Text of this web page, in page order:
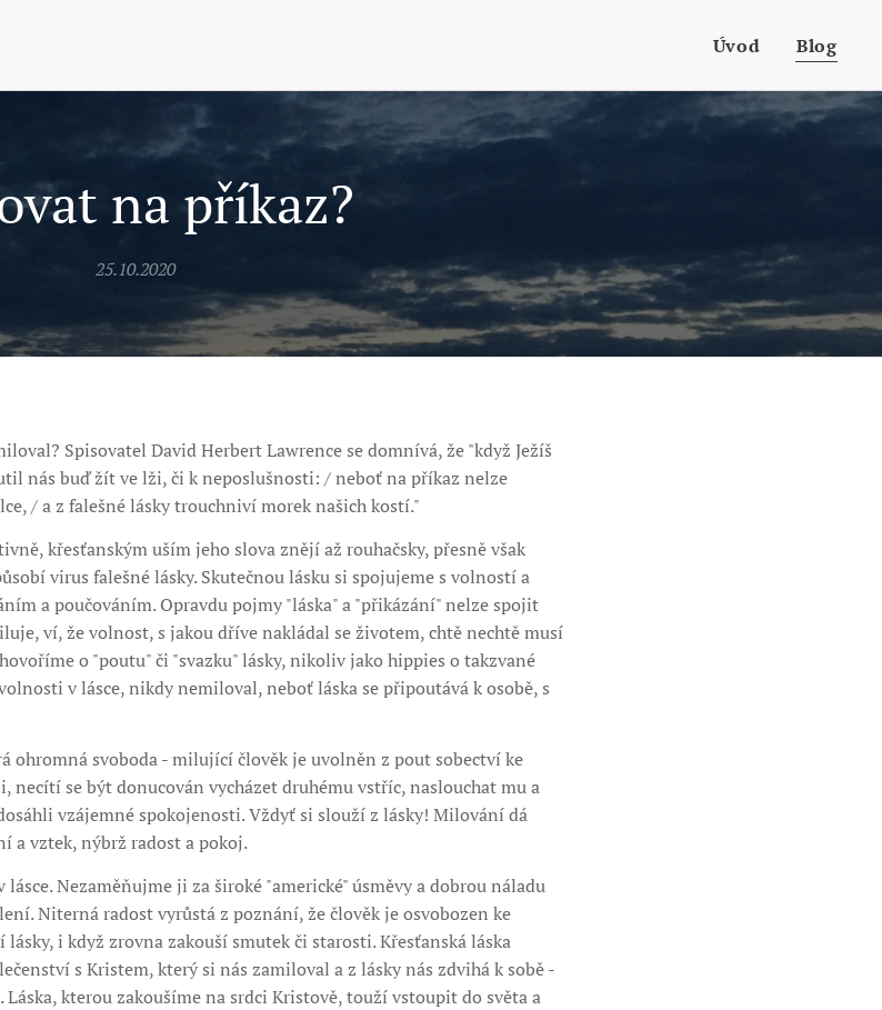
Úvod Blog
na příkaz?
25.10.2020
Spisovatel David Herbert Lawrence se domnívá, že "když Ježíš
nás buď žít ve lži, či k neposlušnosti: / neboť na příkaz nelze
/ a z falešné lásky trouchniví morek našich kostí."
křesťanským uším jeho slova znějí až rouhačsky, přesně však
virus falešné lásky. Skutečnou lásku si spojujeme s volností a
a poučováním. Opravdu pojmy "láska" a "přikázání" nelze spojit
ví, že volnost, s jakou dříve nakládal se životem, chtě nechtě musí
o "poutu" či "svazku" lásky, nikoliv jako hippies o takzvané
v lásce, nikdy nemiloval, neboť láska se připoutává k osobě, s
ohromná svoboda - milující člověk je uvolněn z pout sobectví ke
necítí se být donucován vycházet druhému vstříc, naslouchat mu a
vzájemné spokojenosti. Vždyť si slouží z lásky! Milování dá
a vztek, nýbrž radost a pokoj.
Nezaměňujme ji za široké "americké" úsměvy a dobrou náladu
Niterná radost vyrůstá z poznání, že člověk je osvobozen ke
i když zrovna zakouší smutek či starosti. Křesťanská láska
s Kristem, který si nás zamiloval a z lásky nás zdvihá k sobě -
kterou zakoušíme na srdci Kristově, touží vstoupit do světa a